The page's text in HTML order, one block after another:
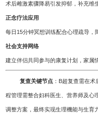
术后雌激素骤降易引发抑郁，补充维
正念疗法应用
每日15分钟冥想训练配合心理疏导，
社会支持网络
建立伴侣共同参与的康复计划，家属
复查关键节点 ：B超复查需在
程管理需整合妇科医生、营养师及心
调整方案，最终实现生理機能与生育